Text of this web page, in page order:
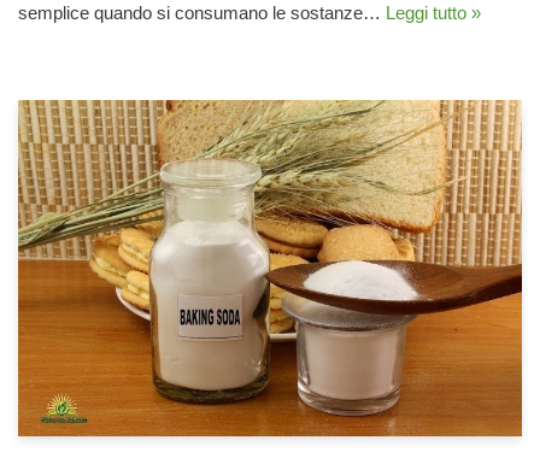
semplice quando si consumano le sostanze… Leggi tutto »